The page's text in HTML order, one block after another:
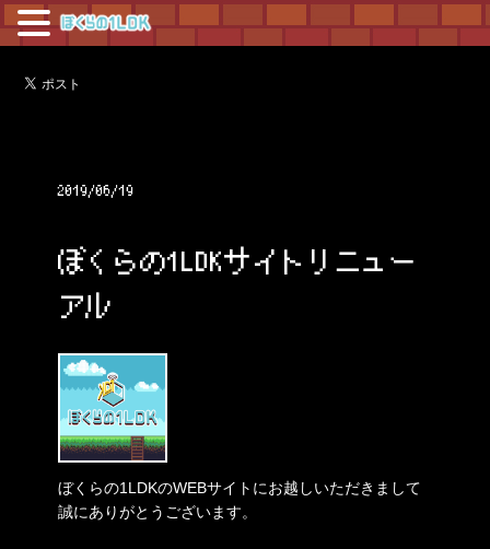
2019/06/19
ぼくらの1LDKサイトリニュー
アル
ぼくらの1LDKのWEBサイトにお越しいただきまして
誠にありがとうございます。